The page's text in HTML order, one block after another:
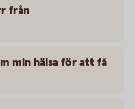
från
min hälsa för att få